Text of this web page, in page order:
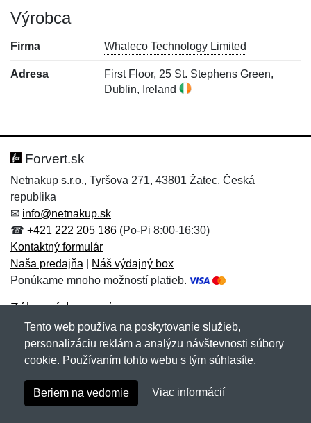
Výrobca
Firma Whaleco Technology Limited
Adresa
First Floor, 25 St. Stephens Green,
Dublin, Ireland
Hodnotenie:
Meno:*
E-mail:
Správa*
Meno:
E-mail:*
Správa*
Forvert.sk
Netnakup s.r.o., Tyršova 271, 43801 Žatec, Česká
republika
✉ info@netnakup.sk
☎ +421 222 205 186 (Po-Pi 8:00-16:30)
Kontaktný formulár
Naša predajňa
Náš výdajný box
Ponúkame mnoho možností platieb.
Zákaznícky servis
Novinky emailom
Copyright © 2007-2026 (19 rokov s vami)Netnakup.sk
NetIQ. Všetky práva vyhradené.
Tento web používa na poskytovanie služieb,
personalizáciu reklám a analýzu návštevnosti súbory
cookie. Používaním tohto webu s tým súhlasíte.
Beriem na vedomie Viac informácií